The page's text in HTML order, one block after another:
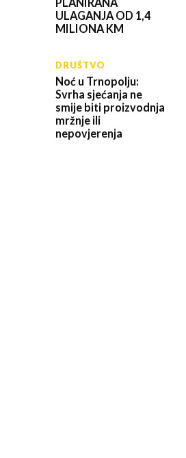
ULAGANJA OD 1,4
MILIONA KM
DRUŠTVO
Noć u Trnopolju:
Svrha sjećanja ne
smije biti proizvodnja
mržnje ili
nepovjerenja